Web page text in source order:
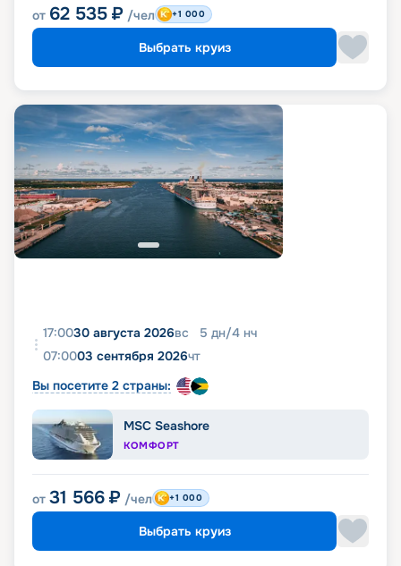
от 62 535 ₽ /чел +1 000
Выбрать круиз
17:0030 августа 2026вс 5 дн/4 нч
07:0003 сентября 2026чт
Вы посетите 2 страны:
MSC Seashore
КОМФОРТ
от 31 566 ₽ /чел +1 000
Выбрать круиз